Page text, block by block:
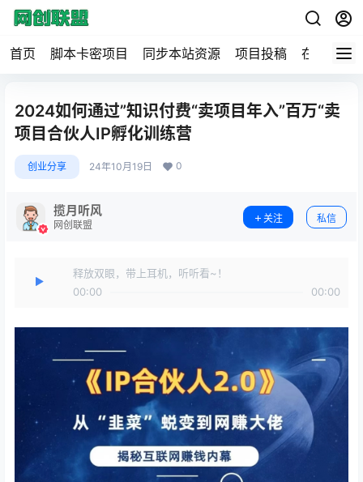
首页 脚本卡密项目 同步本站资源 项目投稿 在线工具
2024如何通过”知识付费“卖项目年入”百万“卖
项目合伙人IP孵化训练营
创业分享 24年10月19日 0
揽月听风
网创联盟
关注 私信
释放双眼，带上耳机，听听看~！
00:00
00:00